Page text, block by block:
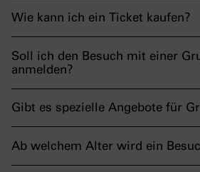
Wie kann ich ein Ticket kaufen?
Soll ich den Besuch mit einer
anmelden?
Gibt es spezielle Angebote für
Ab welchem Alter wird ein